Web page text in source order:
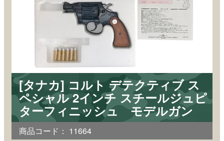
[タナカ] コルト デテクティブ ス
ペシャル 2インチ スチールジュピ
ターフィニッシュ モデルガン
商品コード： 11664